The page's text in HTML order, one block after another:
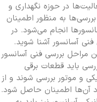
و نگهداری
در حوزه نگهداری و
به منظور اطمینان
انجام می‌شود. در
فنی آسانسور آشنا شوید.
مراحل بررسی فنی آسانسور
باید قطعات برقی
و موتور بررسی شوند و از
آن‌ها اطمینان حاصل شود.